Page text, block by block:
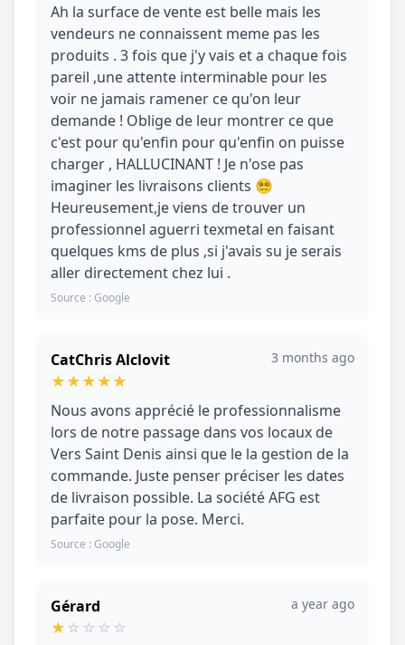
Ah la surface de vente est belle mais les
vendeurs ne connaissent meme pas les
produits . 3 fois que j'y vais et a chaque fois
pareil ,une attente interminable pour les
voir ne jamais ramener ce qu'on leur
demande ! Oblige de leur montrer ce que
c'est pour qu'enfin pour qu'enfin on puisse
charger , HALLUCINANT ! Je n'ose pas
imaginer les livraisons clients 😵‍💫
Heureusement,je viens de trouver un
professionnel aguerri texmetal en faisant
quelques kms de plus ,si j'avais su je serais
aller directement chez lui .
Source : Google
CatChris Alclovit
★★★★★
3 months ago
Nous avons apprécié le professionnalisme
lors de notre passage dans vos locaux de
Vers Saint Denis ainsi que le la gestion de la
commande. Juste penser préciser les dates
de livraison possible. La société AFG est
parfaite pour la pose. Merci.
Source : Google
Gérard
★☆ ☆ ☆ ☆
a year ago